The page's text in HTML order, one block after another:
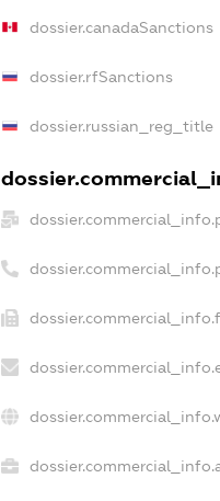
dossier.canadaSanctions
dossier.rfSanctions
dossier.russian_reg_title